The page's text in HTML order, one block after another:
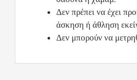
Δεν πρέπει να έχει
άσκηση ή άθληση
Δεν μπορούν να